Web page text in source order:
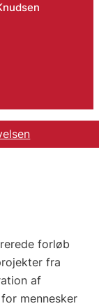
forløb
fra
af
mennesker